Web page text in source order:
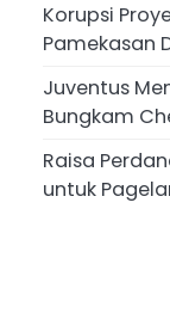
Korupsi
Pamekasan
Juventus
Bungkam
Raisa
untuk